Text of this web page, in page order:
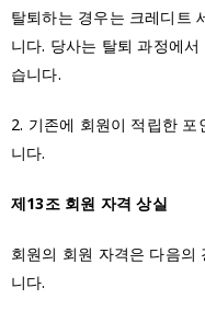
탈퇴하는 경우는 크레디트
니다. 당사는 탈퇴 과정에
습니다.
2. 기존에 회원이 적립한
니다.
제13조 회원 자격 상실
회원의 회원 자격은 다음의
니다.